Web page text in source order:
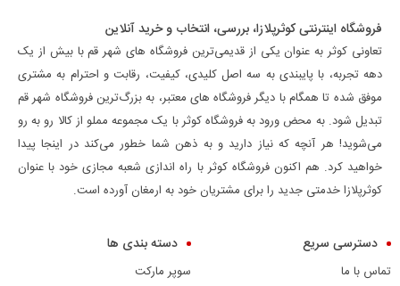
فروشگاه اینترنتی کوثرپلازا، بررسی، انتخاب و خرید آنلاین
تعاونی کوثر به عنوان یکی از قدیمی‌ترین فروشگاه های شهر قم با بیش از یک
دهه تجربه، با پایبندی به سه اصل کلیدی، کیفیت، رقابت و احترام به مشتری
موفق شده تا همگام با دیگر فروشگاه های معتبر، به بزرگ‌ترین فروشگاه شهر قم
تبدیل شود. به محض ورود به فروشگاه کوثر با یک مجموعه مملو از کالا رو به رو
می‌شوید! هر آنچه که نیاز دارید و به ذهن شما خطور می‌کند در اینجا پیدا
خواهید کرد. هم اکنون فروشگاه کوثر با راه اندازی شعبه مجازی خود با عنوان
کوثرپلازا خدمتی جدید را برای مشتریان خود به ارمغان آورده است.
دسترسی سریع
تماس با ما
دسته بندی ها
سوپر مارکت